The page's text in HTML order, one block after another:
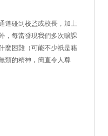
道碰到校監或校長，加上
，每當發現我們多次曠課
麼困難（可能不少祇是藉
類的精神，簡直令人尊